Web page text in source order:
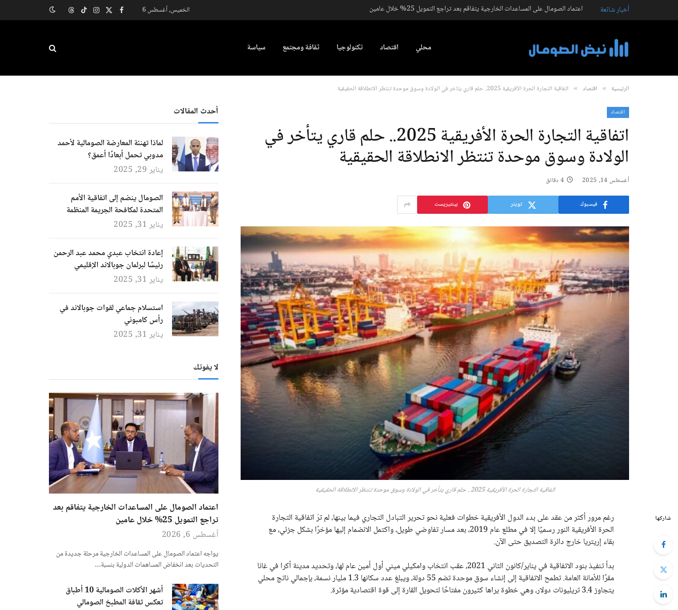
أخبار شائعة اعتماد الصومال على المساعدات الخارجية يتفاقم بعد تراجع التمويل 25% خلال عامين الخميس, أغسطس 6 فيسبوك
X
الانستغرام
تيكتوكThreads
محلي اقتصاد تكنولوجيا ثقافة ومجتمع سياسة
الرئيسية » اقتصاد » اتفاقية التجارة الحرة الأفريقية 2025.. حلم قاري يتأخر في الولادة وسوق موحدة تنتظر الانطلاقة الحقيقية
اقتصاد
اتفاقية التجارة الحرة الأفريقية 2025.. حلم قاري يتأخر في
الولادة وسوق موحدة تنتظر الانطلاقة الحقيقية
أغسطس 14, 2025 4 دقائق
فيسبوك تويتر بينتيريست
اتفاقية التجارة الحرة الأفريقية 2025.. حلم قاري يتأخر في الولادة وسوق موحدة تنتظر الانطلاقة الحقيقية
شاركها
رغم مرور أكثر من عقد على بدء الدول الأفريقية خطوات فعلية نحو تحرير التبادل التجاري فيما بينها، لم ترَ اتفاقية التجارة
الحرة الأفريقية النور رسميًا إلا في مطلع عام 2019، بعد مسار تفاوضي طويل، واكتمل الانضمام إليها مؤخرًا بشكل جزئي، مع
بقاء إريتريا خارج دائرة التصديق حتى الآن.
بدأ تنفيذ بنود الاتفاقية في يناير/كانون الثاني 2021، عقب انتخاب وامكيلي ميني أول أمين عام لها، وتحديد مدينة أكرا في غانا
مقرًا للأمانة العامة. تطمح الاتفاقية إلى إنشاء سوق موحدة تضم 55 دولة، ويبلغ عدد سكانها 1.3 مليار نسمة، بإجمالي ناتج محلي
يتجاوز 3.4 تريليونات دولار، وهي خطوة يراها كثيرون مفتاحًا لتحويل القارة إلى قوة اقتصادية مؤثرة.
أحدث المقالات
لماذا تهنئة المعارضة الصومالية لأحمد
مدوبي تحمل أبعادًا أعمق؟
يناير 29, 2025
الصومال ينضم إلى اتفاقية الأمم
المتحدة لمكافحة الجريمة المنظمة
يناير 31, 2025
إعادة انتخاب عبدي محمد عبد الرحمن
رئيسًا لبرلمان جوبالاند الإقليمي
يناير 31, 2025
استسلام جماعي لقوات جوبالاند في
رأس كامبوني
يناير 31, 2025
لا يفوتك
اعتماد الصومال على المساعدات الخارجية يتفاقم بعد
تراجع التمويل 25% خلال عامين
أغسطس 6, 2026
يواجه اعتماد الصومال على المساعدات الخارجية مرحلة جديدة من
التحديات بعد انخفاض المساهمات الدولية بنسبة…
أشهر الأكلات الصومالية 10 أطباق
تعكس ثقافة المطبخ الصومالي